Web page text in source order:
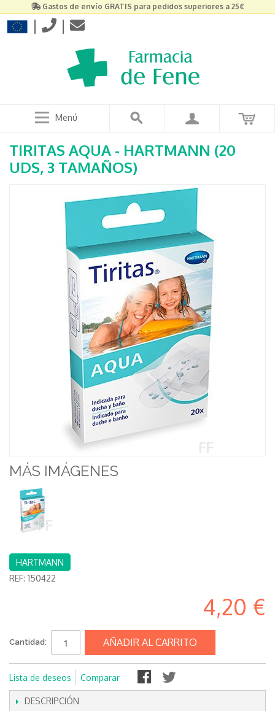
Gastos de envío GRATIS para pedidos superiores a 25€
| |
Menú
TIRITAS AQUA - HARTMANN (20
UDS, 3 TAMAÑOS)
MÁS IMÁGENES
HARTMANN
REF: 150422
4,20 €
Cantidad: AÑADIR AL CARRITO
Lista de deseos Comparar
DESCRIPCIÓN